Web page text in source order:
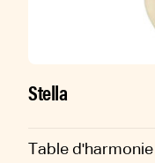
Stella
Table